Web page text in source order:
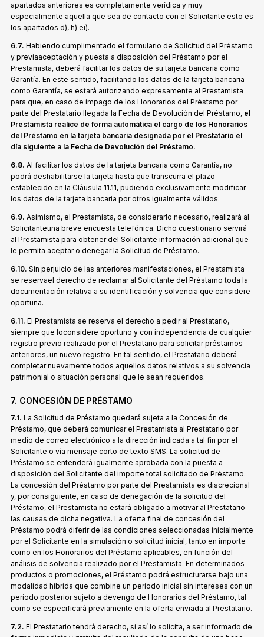
apartados anteriores es completamente verídica y muy
especialmente aquella que sea de contacto con el Solicitante esto es
los apartados d), h) ei).
6.7. Habiendo cumplimentado el formulario de Solicitud del Préstamo
y previaaceptación y puesta a disposición del Préstamo por el
Prestamista, deberá facilitar los datos de su tarjeta bancaria como
Garantía. En este sentido, facilitando los datos de la tarjeta bancaria
como Garantía, se estará autorizando expresamente al Prestamista
para que, en caso de impago de los Honorarios del Préstamo por
parte del Prestatario llegada la Fecha de Devolución del Préstamo, el
Prestamista realice de forma automática el cargo de los Honorarios
del Préstamo en la tarjeta bancaria designada por el Prestatario el
día siguiente a la Fecha de Devolución del Préstamo.
6.8. Al facilitar los datos de la tarjeta bancaria como Garantía, no
podrá deshabilitarse la tarjeta hasta que transcurra el plazo
establecido en la Cláusula 11.11, pudiendo exclusivamente modificar
los datos de la tarjeta bancaria por otros igualmente válidos.
6.9. Asimismo, el Prestamista, de considerarlo necesario, realizará al
Solicitanteuna breve encuesta telefónica. Dicho cuestionario servirá
al Prestamista para obtener del Solicitante información adicional que
le permita aceptar o denegar la Solicitud de Préstamo.
6.10. Sin perjuicio de las anteriores manifestaciones, el Prestamista
se reservael derecho de reclamar al Solicitante del Préstamo toda la
documentación relativa a su identificación y solvencia que considere
oportuna.
6.11. El Prestamista se reserva el derecho a pedir al Prestatario,
siempre que loconsidere oportuno y con independencia de cualquier
registro previo realizado por el Prestatario para solicitar préstamos
anteriores, un nuevo registro. En tal sentido, el Prestatario deberá
completar nuevamente todos aquellos datos relativos a su solvencia
patrimonial o situación personal que le sean requeridos.
7. CONCESIÓN DE PRÉSTAMO
7.1. La Solicitud de Préstamo quedará sujeta a la Concesión de
Préstamo, que deberá comunicar el Prestamista al Prestatario por
medio de correo electrónico a la dirección indicada a tal fin por el
Solicitante o vía mensaje corto de texto SMS. La solicitud de
Préstamo se entenderá igualmente aprobada con la puesta a
disposición del Solicitante del importe total solicitado de Préstamo.
La concesión del Préstamo por parte del Prestamista es discrecional
y, por consiguiente, en caso de denegación de la solicitud del
Préstamo, el Prestamista no estará obligado a motivar al Prestatario
las causas de dicha negativa. La oferta final de concesión del
Préstamo podrá diferir de las condiciones seleccionadas inicialmente
por el Solicitante en la simulación o solicitud inicial, tanto en importe
como en los Honorarios del Préstamo aplicables, en función del
análisis de solvencia realizado por el Prestamista. En determinados
productos o promociones, el Préstamo podrá estructurarse bajo una
modalidad híbrida que combine un período inicial sin intereses con un
período posterior sujeto a devengo de Honorarios del Préstamo, tal
como se especificará previamente en la oferta enviada al Prestatario.
7.2. El Prestatario tendrá derecho, si así lo solicita, a ser informado de